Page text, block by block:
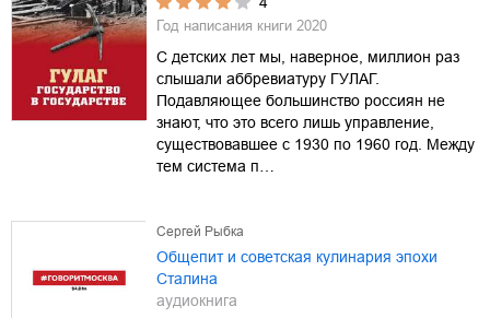
Год написания книги 2020
С детских лет мы, наверное, миллион раз
слышали аббревиатуру ГУЛАГ.
Подавляющее большинство россиян не
знают, что это всего лишь управление,
существовавшее с 1930 по 1960 год. Между
тем система п…
Сергей Рыбка
Общепит и советская кулинария эпохи
Сталина
аудиокнига